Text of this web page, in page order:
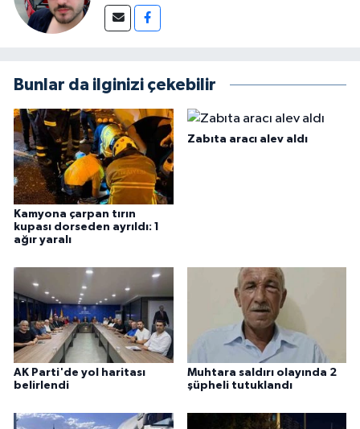
Bunlar da ilginizi çekebilir
Kamyona çarpan tırın
kupası dorseden ayrıldı: 1
ağır yaralı
Zabıta aracı alev aldı
AK Parti'de yol haritası
belirlendi
Muhtara saldırı olayında 2
şüpheli tutuklandı